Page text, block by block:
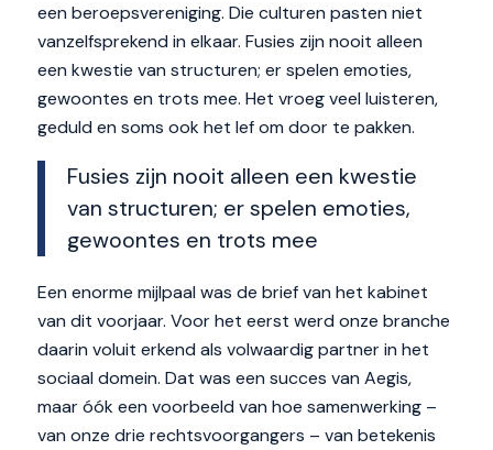
een beroepsvereniging. Die culturen pasten niet
vanzelfsprekend in elkaar. Fusies zijn nooit alleen
een kwestie van structuren; er spelen emoties,
gewoontes en trots mee. Het vroeg veel luisteren,
geduld en soms ook het lef om door te pakken.
Fusies zijn nooit alleen een kwestie
van structuren; er spelen emoties,
gewoontes en trots mee
Een enorme mijlpaal was de brief van het kabinet
van dit voorjaar. Voor het eerst werd onze branche
daarin voluit erkend als volwaardig partner in het
sociaal domein. Dat was een succes van Aegis,
maar óók een voorbeeld van hoe samenwerking –
van onze drie rechtsvoorgangers – van betekenis